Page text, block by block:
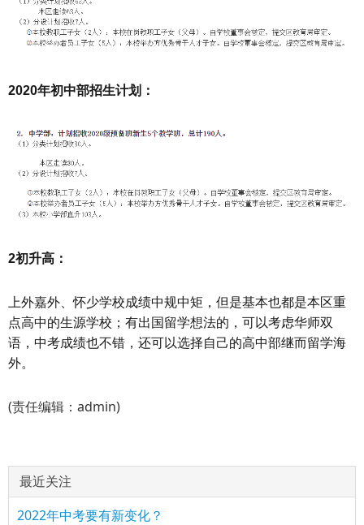
2020年初中部招生计划：
2初升高：
上外嘉外、怀少学校成绩中规中矩，但是基本也都是本区重
点高中的生源学校；有出国留学想法的，可以考虑华师双
语，中考成绩也不错，还可以选择自己的高中部继而留学海
外。
(责任编辑：admin)
最近关注
2022年中考要有新变化？